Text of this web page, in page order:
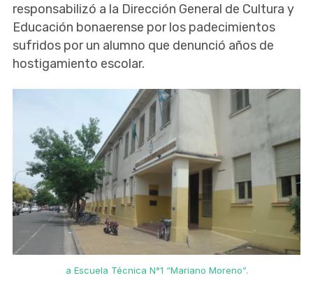
responsabilizó a la Dirección General de Cultura y
Educación bonaerense por los padecimientos
sufridos por un alumno que denunció años de
hostigamiento escolar.
a Escuela Técnica N°1 “Mariano Moreno”.